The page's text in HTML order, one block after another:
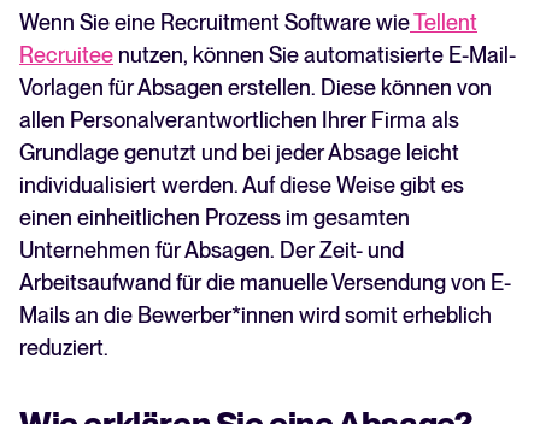
Wenn Sie eine Recruitment Software wieTellent
Recruitee nutzen, können Sie automatisierte E-Mail-
Vorlagen für Absagen erstellen. Diese können von
allen Personalverantwortlichen Ihrer Firma als
Grundlage genutzt und bei jeder Absage leicht
individualisiert werden. Auf diese Weise gibt es
einen einheitlichen Prozess im gesamten
Unternehmen für Absagen. Der Zeit- und
Arbeitsaufwand für die manuelle Versendung von E-
Mails an die Bewerber*innen wird somit erheblich
reduziert.